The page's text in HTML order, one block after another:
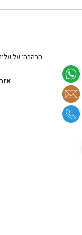
הבהרה: על